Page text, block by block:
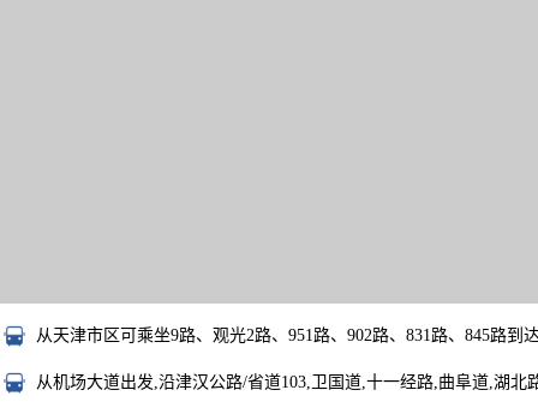
从天津市区可乘坐9路、观光2路、951路、902路、831路、845路到
从机场大道出发,沿津汉公路/省道103,卫国道,十一经路,曲阜道,湖北